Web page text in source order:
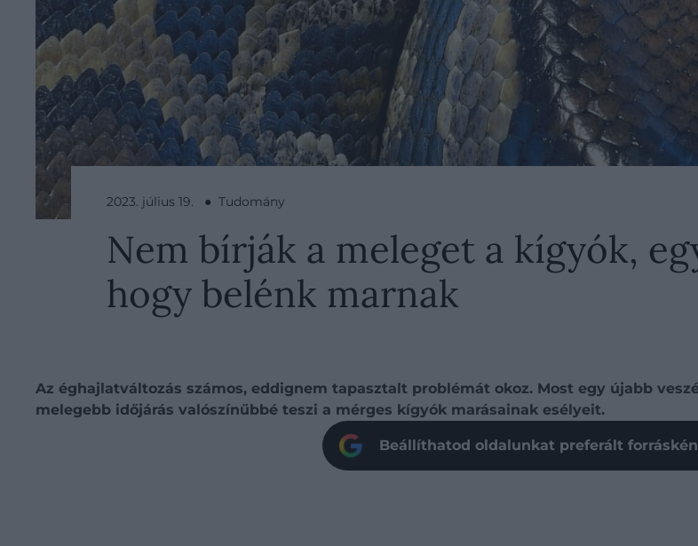
2023. július 19. ● Tudomány
Nem bírják a meleget a kígyók,
hogy belénk marnak
Az éghajlatváltozás számos, eddignem tapasztalt problémát okoz. Most egy újabb
melegebb időjárás valószínűbbé teszi a mérges kígyók marásainak esélyeit.
Beállíthatod oldalunkat preferált